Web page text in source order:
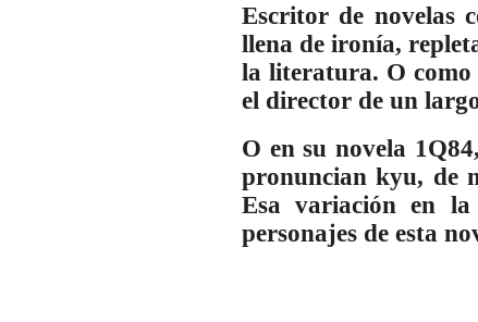
Escritor de novelas
llena de ironía,
la literatura. O
el director de un
O en su novela
pronuncian kyu, de
Esa variación en
personajes de esta